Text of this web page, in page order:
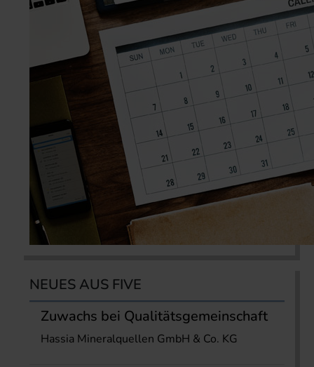
NEUES AUS FIVE
Zuwachs bei Qualitätsgemeinschaft
Hassia Mineralquellen GmbH & Co. KG